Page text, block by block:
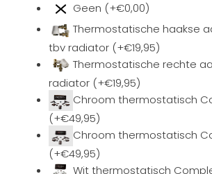
Geen (+€0,00)
Thermostatische haakse
tbv radiator (+€19,95)
Thermostatische rechte
radiator (+€19,95)
Chroom thermostatisch
(+€49,95)
Chroom thermostatisch
(+€49,95)
Wit thermostatisch